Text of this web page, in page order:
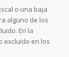
o una baja
alguno de los
En la
excluido en los